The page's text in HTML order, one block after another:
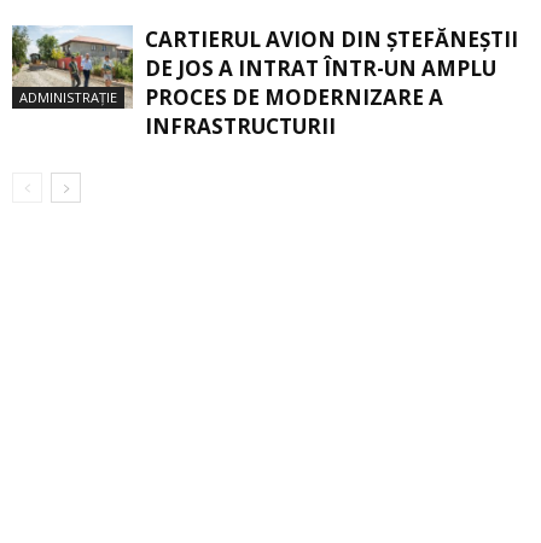
ADMINISTRAȚIE
CARTIERUL AVION DIN ŞTEFĂNEŞTII
DE JOS A INTRAT ÎNTR-UN AMPLU
PROCES DE MODERNIZARE A
INFRASTRUCTURII